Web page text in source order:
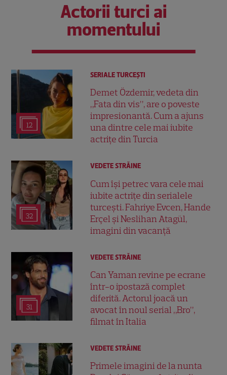
Actorii turci ai
momentului
12
SERIALE TURCEŞTI
Demet Özdemir, vedeta din
„Fata din vis”, are o poveste
impresionantă. Cum a ajuns
una dintre cele mai iubite
actrițe din Turcia
32
VEDETE STRĂINE
Cum își petrec vara cele mai
iubite actrițe din serialele
turcești. Fahriye Evcen, Hande
Erçel și Neslihan Atagül,
imagini din vacanță
31
VEDETE STRĂINE
Can Yaman revine pe ecrane
într-o ipostază complet
diferită. Actorul joacă un
avocat în noul serial „Bro”,
filmat în Italia
VEDETE STRĂINE
Primele imagini de la nunta